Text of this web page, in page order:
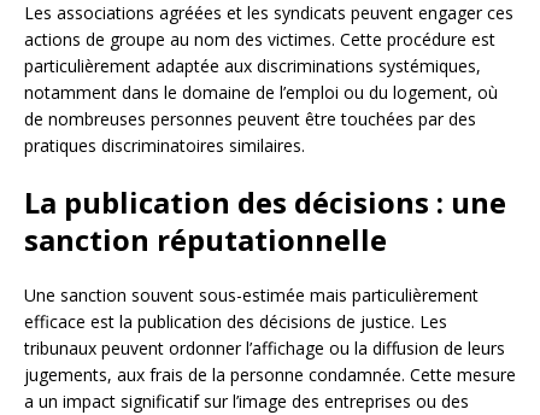
Les associations agréées et les syndicats peuvent engager ces
actions de groupe au nom des victimes. Cette procédure est
particulièrement adaptée aux discriminations systémiques,
notamment dans le domaine de l’emploi ou du logement, où
de nombreuses personnes peuvent être touchées par des
pratiques discriminatoires similaires.
La publication des décisions : une
sanction réputationnelle
Une sanction souvent sous-estimée mais particulièrement
efficace est la publication des décisions de justice. Les
tribunaux peuvent ordonner l’affichage ou la diffusion de leurs
jugements, aux frais de la personne condamnée. Cette mesure
a un impact significatif sur l’image des entreprises ou des